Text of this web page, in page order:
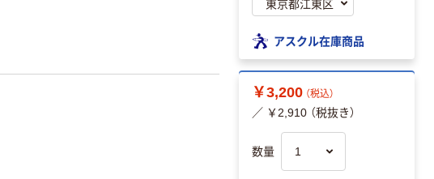
アスクル在庫商品
￥3,200 （税込）
／ ￥2,910 （税抜き）
数量